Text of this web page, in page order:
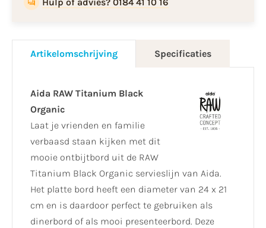
Artikelomschrijving Specificaties
Aida RAW Titanium Black
Organic
Laat je vrienden en familie
verbaasd staan kijken met dit
mooie ontbijtbord uit de RAW
Titanium Black Organic servieslijn van Aida.
Het platte bord heeft een diameter van 24 x 21
cm en is daardoor perfect te gebruiken als
dinerbord of als mooi presenteerbord. Deze